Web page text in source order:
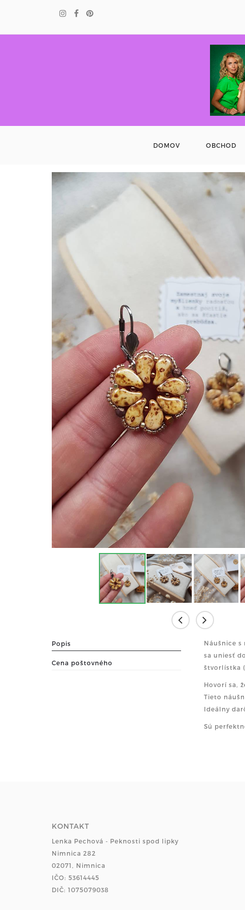
DOMOV OBCHOD
Popis
Cena poštovného
Náušnice
sa uniesť
štvorlístka
Hovorí sa,
Tieto
Ideálny
Sú
KONTAKT
Lenka Pechová - Peknosti spod lipky
Nimnica 282
02071, Nimnica
IČO: 53614445
DIČ: 1075079038